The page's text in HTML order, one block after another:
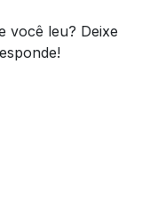
você leu? Deixe